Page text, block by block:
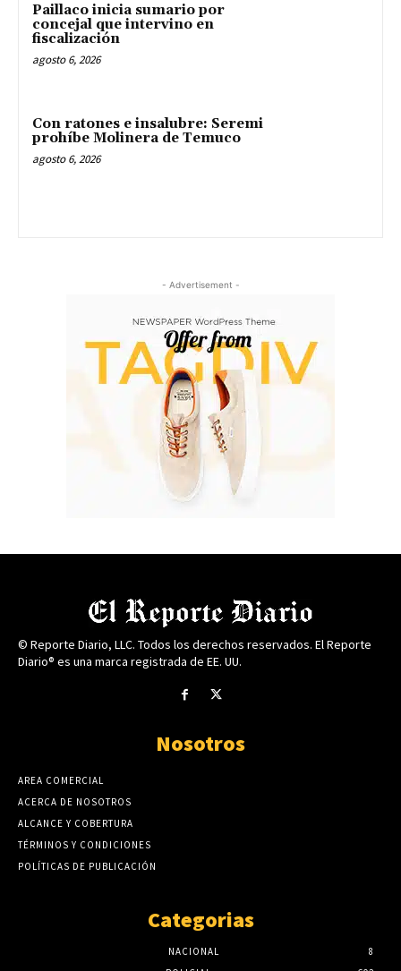
Paillaco inicia sumario por
concejal que intervino en
fiscalización
agosto 6, 2026
Con ratones e insalubre: Seremi
prohíbe Molinera de Temuco
agosto 6, 2026
- Advertisement -
© Reporte Diario, LLC. Todos los derechos reservados. El Reporte
Diario® es una marca registrada de EE. UU.
Nosotros
AREA COMERCIAL
ACERCA DE NOSOTROS
ALCANCE Y COBERTURA
TÉRMINOS Y CONDICIONES
POLÍTICAS DE PUBLICACIÓN
Categorias
NACIONAL
8